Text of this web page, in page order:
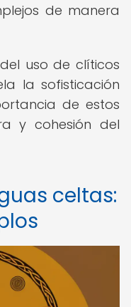
de manera
uso de clíticos
la sofisticación
de estos
y cohesión del
celtas: